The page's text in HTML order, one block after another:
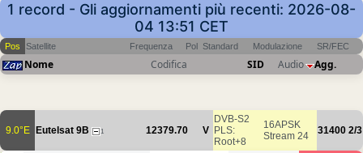
1 record - Gli aggiornamenti più recenti: 2026-08-
04 13:51 CET
Pos Satellite Frequenza Pol Standard Modulazione SR/FEC
Nome Codifica SID Audio Agg.
9.0°E Eutelsat 9B 1 12379.70 V
DVB-S2
PLS:
Root+8
16APSK
Stream 24
31400 2/3